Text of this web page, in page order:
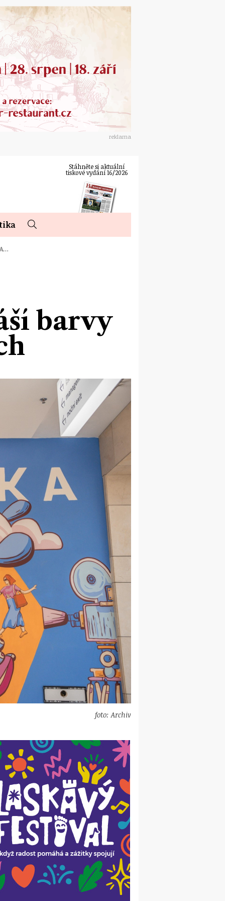
reklama
Stáhněte si aktuální
tiskové vydání 16/2026
barvy
foto: Archiv